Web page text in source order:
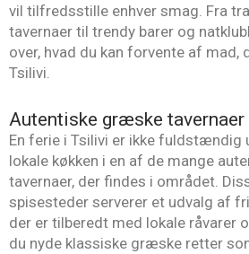
vil tilfredsstille enhver smag. Fra
tavernaer til trendy barer og
over, hvad du kan forvente af mad,
Tsilivi.
Autentiske græske tavernaer
En ferie i Tsilivi er ikke fuldstændig
lokale køkken i en af de mange
tavernaer, der findes i området.
spisesteder serverer et udvalg af
der er tilberedt med lokale råvarer
du nyde klassiske græske retter